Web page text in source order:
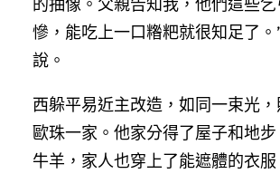
慘，能吃上一口糌粑就很知足了
說。
西躲平易近主改造，如同一束光
歐珠一家。他家分得了屋子和地
牛羊，家人也穿上了能遮體的衣服